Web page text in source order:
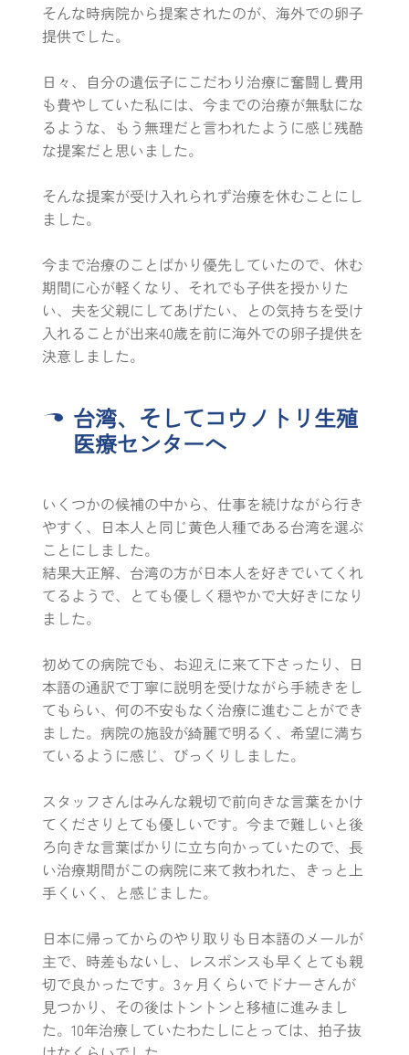
そんな時病院から提案されたのが、海外での卵子
提供でした。
日々、自分の遺伝子にこだわり治療に奮闘し費用
も費やしていた私には、今までの治療が無駄にな
るような、もう無理だと言われたように感じ残酷
な提案だと思いました。
そんな提案が受け入れられず治療を休むことにし
ました。
今まで治療のことばかり優先していたので、休む
期間に心が軽くなり、それでも子供を授かりた
い、夫を父親にしてあげたい、との気持ちを受け
入れることが出来40歳を前に海外での卵子提供を
決意しました。
台湾、そしてコウノトリ生殖
医療センターへ
いくつかの候補の中から、仕事を続けながら行き
やすく、日本人と同じ黄色人種である台湾を選ぶ
ことにしました。
結果大正解、台湾の方が日本人を好きでいてくれ
てるようで、とても優しく穏やかで大好きになり
ました。
初めての病院でも、お迎えに来て下さったり、日
本語の通訳で丁寧に説明を受けながら手続きをし
てもらい、何の不安もなく治療に進むことができ
ました。病院の施設が綺麗で明るく、希望に満ち
ているように感じ、びっくりしました。
スタッフさんはみんな親切で前向きな言葉をかけ
てくださりとても優しいです。今まで難しいと後
ろ向きな言葉ばかりに立ち向かっていたので、長
い治療期間がこの病院に来て救われた、きっと上
手くいく、と感じました。
日本に帰ってからのやり取りも日本語のメールが
主で、時差もないし、レスポンスも早くとても親
切で良かったです。3ヶ月くらいでドナーさんが
見つかり、その後はトントンと移植に進みまし
た。10年治療していたわたしにとっては、拍子抜